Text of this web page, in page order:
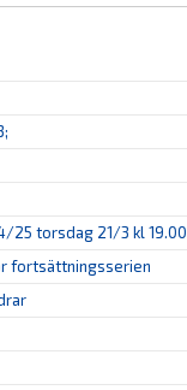
25 torsdag 21/3 kl 19.00
fortsättningsserien